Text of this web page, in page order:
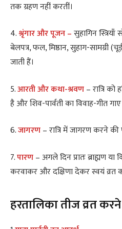
तक ग्रहण नहीं करतीं।
4.श्रृंगार और पूजन –सुहागिन
बेलपत्र, फल, मिष्ठान, सुहाग-सामग्री
जाती हैं।
5.आरती और कथा-श्रवण– रात्रि
है और शिव-पार्वती का विवाह-गीत
6.जागरण– रात्रि में जागरण करने की
7.पारण– अगले दिन प्रातः ब्राह्मण
करवाकर और दक्षिणा देकर स्वयं व्रत
हरतालिका तीज व्रत